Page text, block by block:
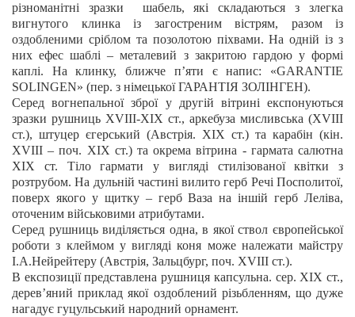
різноманітні зразки шабель, які складаються з злегка
вигнутого клинка із загостреним вістрям, разом із
оздобленими сріблом та позолотою піхвами. На одній із з
них ефес шаблі – металевий з закритою гардою у формі
каплі. На клинку, ближче п’яти є напис: «GARANTIE
SOLINGEN» (пер. з німецької ГАРАНТІЯ ЗОЛІНГЕН).
Серед вогнепальної зброї у другій вітрині експонуються
зразки рушниць ХVIII-ХІХ ст., аркебуза мисливська (XVIII
ст.), штуцер єгерський (Австрія. ХІХ ст.) та карабін (кін.
XVIII – поч. ХІХ ст.) та окрема вітрина - гармата салютна
ХІХ ст. Тіло гармати у вигляді стилізованої квітки з
розтрубом. На дульній частині вилито герб Речі Посполитої,
поверх якого у щитку – герб Ваза на іншій герб Леліва,
оточеним військовими атрибутами.
Серед рушниць виділяється одна, в якої ствол європейської
роботи з клеймом у вигляді коня може належати майстру
І.А.Нейрейтеру (Австрія, Зальцбург, поч. ХVІІІ ст.).
В експозиції представлена рушниця капсульна. сер. ХІХ ст.,
дерев’яний приклад якої оздоблений різьбленням, що дуже
нагадує гуцульський народний орнамент.